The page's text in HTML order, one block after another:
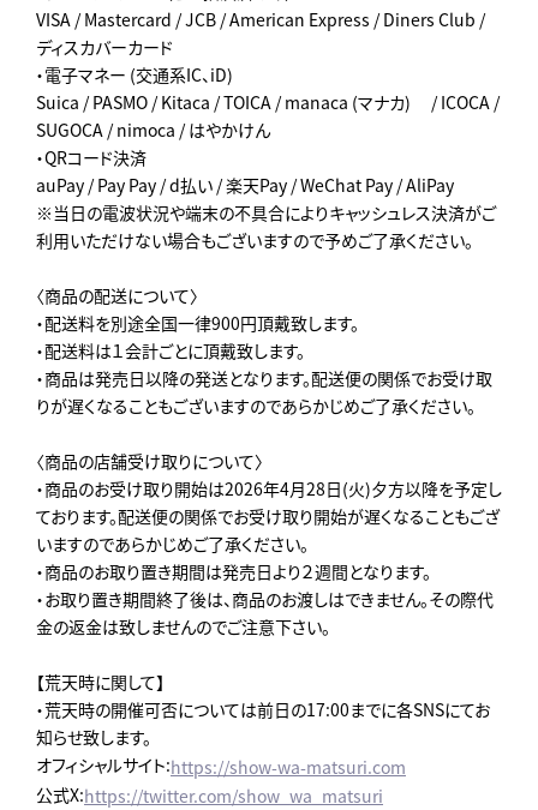
VISA / Mastercard / JCB / American Express / Diners Club /
ディスカバーカード
・電子マネー (交通系IC、iD)
Suica / PASMO / Kitaca / TOICA / manaca (マナカ) / ICOCA /
SUGOCA / nimoca / はやかけん
・QRコード決済
auPay / Pay Pay / d払い / 楽天Pay / WeChat Pay / AliPay
※当日の電波状況や端末の不具合によりキャッシュレス決済がご
利用いただけない場合もございますので予めご了承ください。
〈商品の配送について〉
・配送料を別途全国一律900円頂戴致します。
・配送料は１会計ごとに頂戴致します。
・商品は発売日以降の発送となります。配送便の関係でお受け取
りが遅くなることもございますのであらかじめご了承ください。
〈商品の店舗受け取りについて〉
・商品のお受け取り開始は2026年4月28日(火)夕方以降を予定し
ております。配送便の関係でお受け取り開始が遅くなることもござ
いますのであらかじめご了承ください。
・商品のお取り置き期間は発売日より２週間となります。
・お取り置き期間終了後は、商品のお渡しはできません。その際代
金の返金は致しませんのでご注意下さい。
【荒天時に関して】
・荒天時の開催可否については前日の17:00までに各SNSにてお
知らせ致します。
オフィシャルサイト:https://show-wa-matsuri.com
公式X:https://twitter.com/show_wa_matsuri